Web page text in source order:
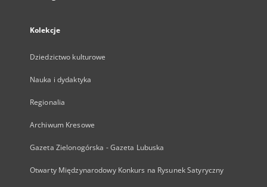
Kolekcje
Dziedzictwo kulturowe
Nauka i dydaktyka
Regionalia
Archiwum Kresowe
Gazeta Zielonogórska - Gazeta Lubuska
Otwarty Międzynarodowy Konkurs na Rysunek Satyryczny